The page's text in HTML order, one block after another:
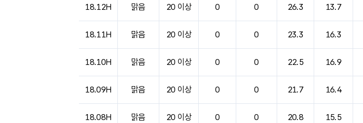
18.12H 맑음 20 이상 0 0 26.3 13.7
18.11H 맑음 20 이상 0 0 23.3 16.3
18.10H 맑음 20 이상 0 0 22.5 16.9
18.09H 맑음 20 이상 0 0 21.7 16.4
18.08H 맑음 20 이상 0 0 20.8 15.5